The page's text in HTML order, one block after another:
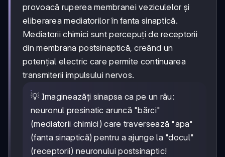
provoacă ruperea membranei veziculelor și
eliberarea mediatorilor în fanta sinaptică.
Mediatorii chimici sunt percepuți de receptorii
din membrana postsinaptică, creând un
potențial electric care permite continuarea
transmiterii impulsului nervos.
💡 Imagineazăți sinapsa ca pe un râu:
neuronul presinatic aruncă "bărci"
(mediatorii chimici) care traversează "apa"
(fanta sinaptică) pentru a ajunge la "docul"
(receptorii) neuronului postsinaptic!